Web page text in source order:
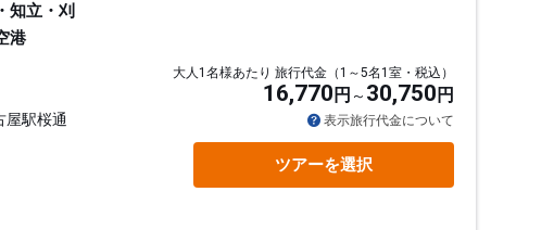
知立・刈
港
駅桜通
大人1名様あたり 旅行代金（1～5名1室・税込）
16,770 円 30,750 円
表示旅行代金について
ツアーを選択